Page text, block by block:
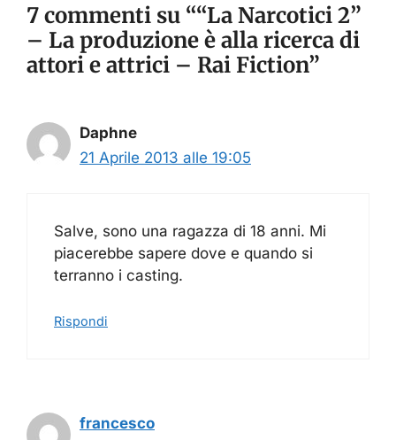
7 commenti su ““La Narcotici 2”
– La produzione è alla ricerca di
attori e attrici – Rai Fiction”
Daphne
21 Aprile 2013 alle 19:05
Salve, sono una ragazza di 18 anni. Mi
piacerebbe sapere dove e quando si
terranno i casting.
Rispondi
francesco